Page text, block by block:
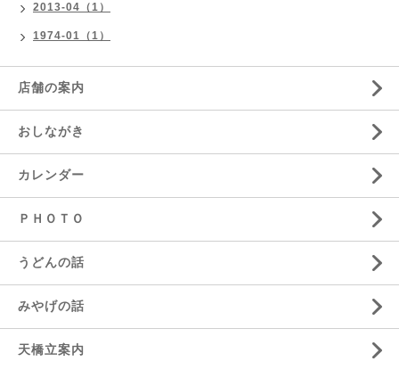
2013-04（1）
1974-01（1）
店舗の案内
おしながき
カレンダー
ＰＨＯＴＯ
うどんの話
みやげの話
天橋立案内